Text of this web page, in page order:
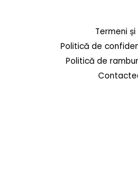
Termeni
Politică de
Politică de